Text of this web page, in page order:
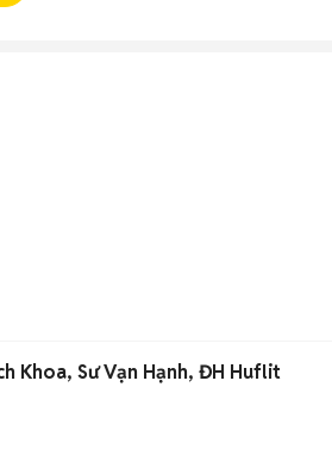
Khoa, Sư Vạn Hạnh, ĐH Huflit